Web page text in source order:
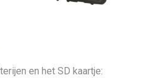
en het SD kaartje: